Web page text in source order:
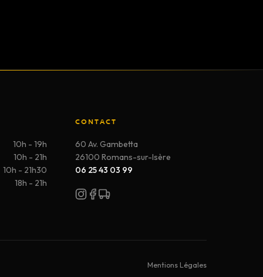
10h - 19h
10h - 21h
10h - 21h30
18h - 21h
CONTACT
60 Av. Gambetta
26100 Romans-sur-Isère
06 25 43 03 99
Mentions Légales